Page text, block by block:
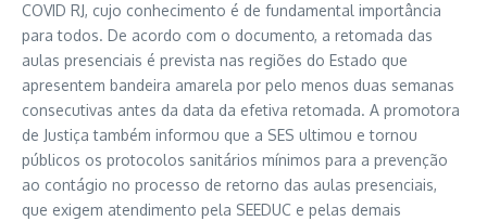
COVID RJ, cujo conhecimento é de fundamental importância
para todos. De acordo com o documento, a retomada das
aulas presenciais é prevista nas regiões do Estado que
apresentem bandeira amarela por pelo menos duas semanas
consecutivas antes da data da efetiva retomada. A promotora
de Justiça também informou que a SES ultimou e tornou
públicos os protocolos sanitários mínimos para a prevenção
ao contágio no processo de retorno das aulas presenciais,
que exigem atendimento pela SEEDUC e pelas demais